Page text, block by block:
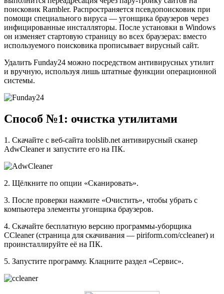
поисковик Rambler. Распространяется псевдопоисковик при
помощи специального вируса — угонщика браузеров через
инфицированные инсталляторы. После установки в Windows
он изменяет стартовую страницу во всех браузерах: вместо
используемого поисковика прописывает вирусный сайт.
Удалить Funday24 можно посредством антивирусных утилит
и вручную, используя лишь штатные функции операционной
системы.
Способ №1: очистка утилитами
1. Скачайте с веб-сайта toolslib.net антивирусный сканер
AdwCleaner и запустите его на ПК.
2. Щёлкните по опции «Сканировать».
3. После проверки нажмите «Очистить», чтобы убрать с
компьютера элементы угонщика браузеров.
4. Скачайте бесплатную версию программы-уборщика
CCleaner (страница для скачивания — piriform.com/ccleaner) и
проинсталлируйте её на ПК.
5. Запустите программу. Клацните раздел «Сервис».